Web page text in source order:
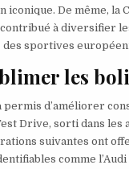
De même,
à diversifier
sportives
les
permis d’améliorer
Drive, sorti dans les
suivantes ont
comme